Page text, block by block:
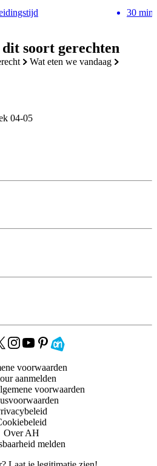
soort gerechten
wat eten we vandaag
04-05
30 min
voorwaarden
aanmelden
voorwaarden
Over AH
melden